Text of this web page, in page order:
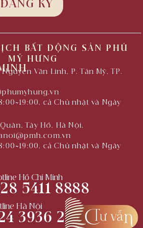
BẤT ĐỘNG SẢN PHÚ
MỸ HƯNG
Văn Linh, P. Tân Mỹ, TP.
cả Chủ nhật và Ngày
Tây Hồ, Hà Nội.
cả Chủ nhật và Ngày
Hồ Chí Minh
5411 8888
Hà Nội
3936 2640